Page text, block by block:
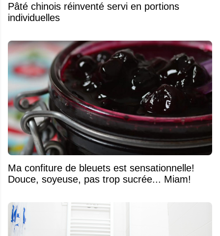
Pâté chinois réinventé servi en portions
individuelles
Ma confiture de bleuets est sensationnelle!
Douce, soyeuse, pas trop sucrée... Miam!